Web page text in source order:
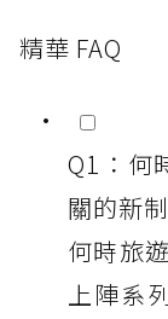
精華 FAQ
Q1：何
關的新
何時旅
上陣系